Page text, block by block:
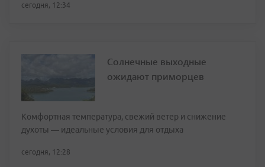
сегодня, 12:34
Солнечные выходные
ожидают приморцев
Комфортная температура, свежий ветер и снижение
духоты — идеальные условия для отдыха
сегодня, 12:28